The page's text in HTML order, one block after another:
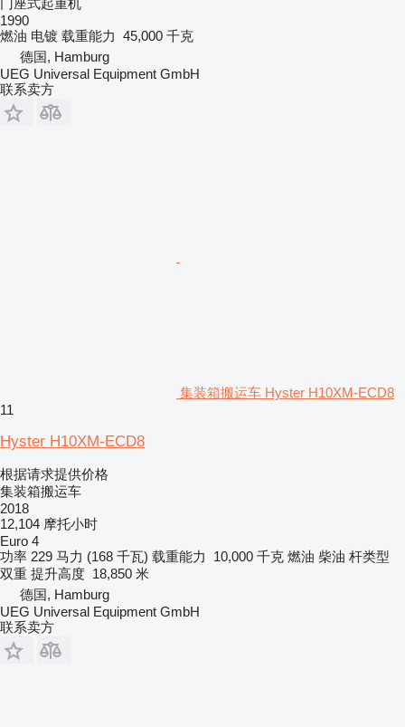
门座式起重机
1990
燃油 电镀 载重能力 45,000 千克
德国, Hamburg
UEG Universal Equipment GmbH
联系卖方
集装箱搬运车 Hyster H10XM-ECD8
11
Hyster H10XM-ECD8
根据请求提供价格
集装箱搬运车
2018
12,104 摩托小时
Euro 4
功率 229 马力 (168 千瓦) 载重能力 10,000 千克 燃油 柴油 杆类型
双重 提升高度 18,850 米
德国, Hamburg
UEG Universal Equipment GmbH
联系卖方